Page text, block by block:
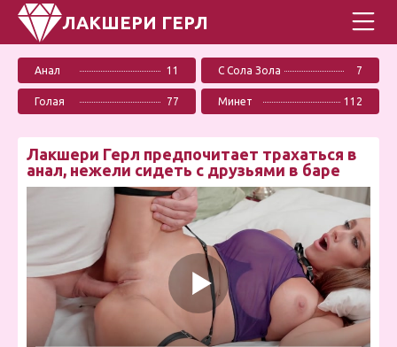
ЛАКШЕРИ ГЕРЛ
Анал 11 С Сола Зола 7
Голая 77 Минет 112
Лакшери Герл предпочитает трахаться в
анал, нежели сидеть с друзьями в баре